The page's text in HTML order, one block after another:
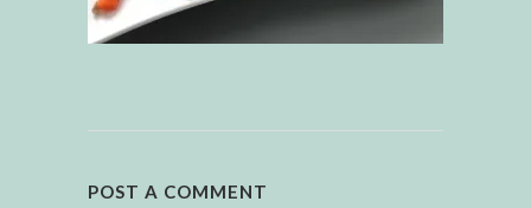
POST A COMMENT